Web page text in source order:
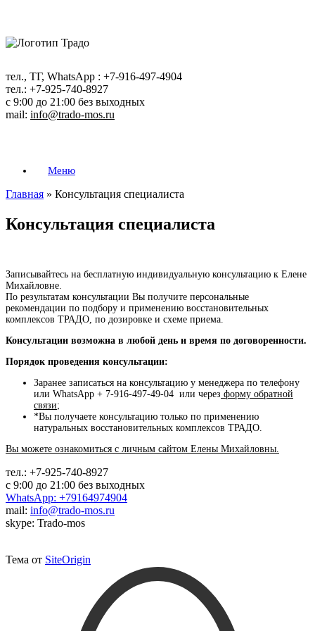
содержанию
тел., ТГ, WhatsApp : +7-916-497-4904
тел.: +7-925-740-8927
с 9:00 до 21:00 без выходных
mail: info@trado-mos.ru
Меню
Главная » Консультация специалиста
Консультация специалиста
Записывайтесь на бесплатную индивидуальную консультацию к Елене
Михайловне.
По результатам консультации Вы получите персональные
рекомендации по подбору и применению восстановительных
комплексов ТРАДО, по дозировке и схеме приема.
Консультации возможна в любой день и время по договоренности.
Порядок проведения консультации:
Заранее записаться на консультацию у менеджера по телефону
или WhatsApp + 7-916-497-49-04 или через форму обратной
связи;
*Вы получаете консультацию только по применению
натуральных восстановительных комплексов ТРАДО.
Вы можете ознакомиться с личным сайтом Елены Михайловны.
тел.: +7-925-740-8927
с 9:00 до 21:00 без выходных
WhatsApp: +79164974904
mail: info@trado-mos.ru
skype: Trado-mos
Тема от SiteOrigin